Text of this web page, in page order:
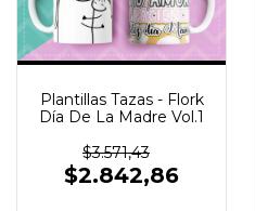
Plantillas Tazas - Flork
Día De La Madre Vol.1
$3.571,43
$2.842,86